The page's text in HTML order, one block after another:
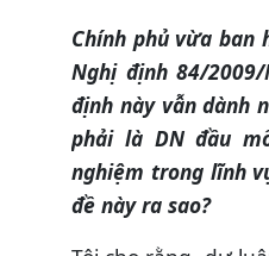
Chính phủ vừa ban
Nghị định 84/
định này vẫn dành
phải là DN đầu
nghiệm trong lĩnh
đề này ra sao?